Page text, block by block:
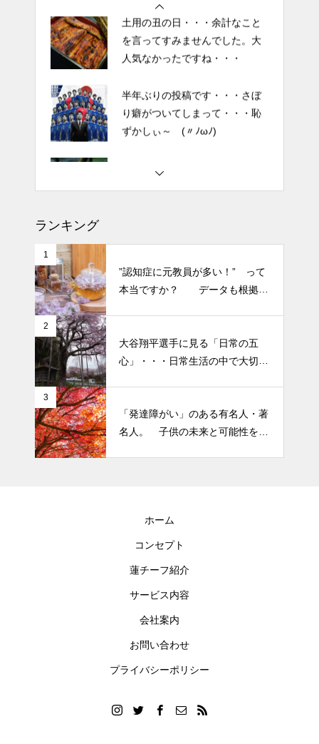
人気なかったですね・・・
半年ぶりの投稿です・・・さぼ
り癖がついてしまって・・・恥
2026 今年初めての投稿・・・
「食生活習慣の改善」が今年の
土用の丑の日・・・余計なこと
半年ぶりの投稿です・・・さぼ
り癖がついてしまって・・・恥
2026 今年初めての投稿・・・
「食生活習慣の改善」が今年の
ランキング
1
”認知症に元教員が多い！” って
本当ですか？ データも根拠も
2
大谷翔平選手に見る「日常の五
心」・・・日常生活の中で大切
3
「発達障がい」のある有名人・著
名人。 子供の未来と可能性を秘
ホーム
コンセプト
蓮チーフ紹介
サービス内容
会社案内
お問い合わせ
プライバシーポリシー